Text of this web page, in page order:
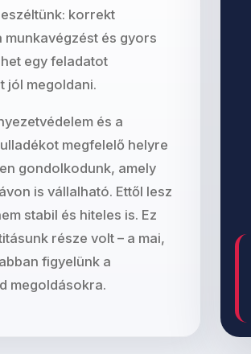
korrekt
és gyors
egy feladatot
jól megoldani.
és a
megfelelő helyre
gondolkodunk, amely
is vállalható. Ettől lesz
stabil és hiteles is. Ez
része volt – a mai,
figyelünk a
megoldásokra.